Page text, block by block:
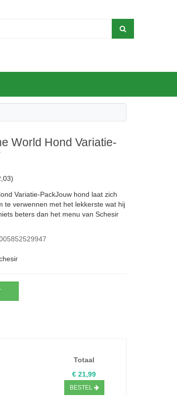
World Hond Variatie-
Variatie-PackJouw hond laat zich
te verwennen met het lekkerste wat hij
beters dan het menu van Schesir
Totaal
€ 21,99
BESTEL